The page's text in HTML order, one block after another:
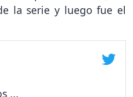
la serie y luego fue el
...